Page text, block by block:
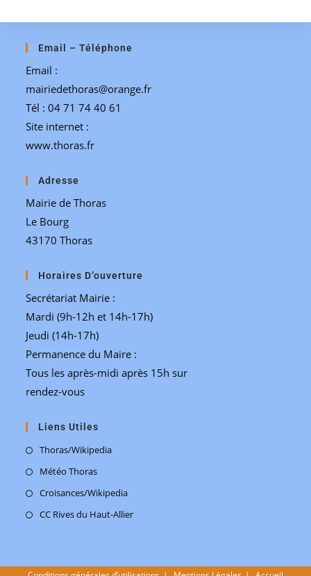
Email – Téléphone
Email :
mairiedethoras@orange.fr
Tél : 04 71 74 40 61
Site internet :
www.thoras.fr
Adresse
Mairie de Thoras
Le Bourg
43170 Thoras
Horaires D’ouverture
Secrétariat Mairie :
Mardi (9h-12h et 14h-17h)
Jeudi (14h-17h)
Permanence du Maire :
Tous les après-midi après 15h sur
rendez-vous
Liens Utiles
Thoras/Wikipedia
Météo Thoras
Croisances/Wikipedia
CC Rives du Haut-Allier